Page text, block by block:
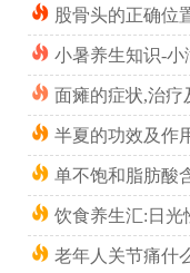
蝎子泡酒以活蝎为
过的蝎子也行。买
蝎子，特别是尾部
以上），白酒与
可饮用。每天用
法及用法最好咨询
蝎子服用注意
小暑养生知识-小
面瘫的症状,治疗
半夏的功效及作
单不饱和脂肪酸
饮食养生汇:日光